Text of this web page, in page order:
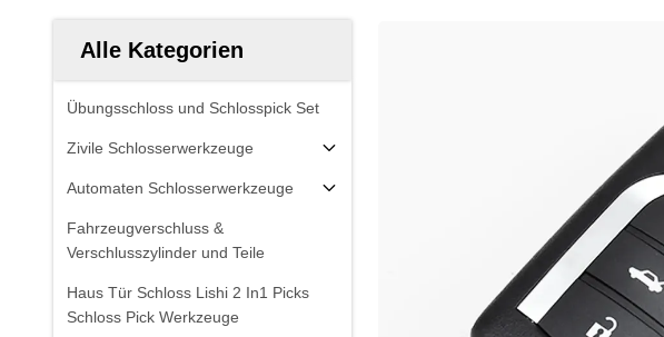
Alle Kategorien
Übungsschloss und Schlosspick Set
Zivile Schlosserwerkzeuge
Automaten Schlosserwerkzeuge
Fahrzeugverschluss &
Verschlusszylinder und Teile
Haus Tür Schloss Lishi 2 In1 Picks
Schloss Pick Werkzeuge